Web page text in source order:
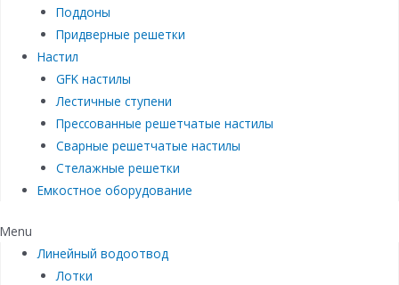
Поддоны
Придверные решетки
Настил
GFK настилы
Лестичные ступени
Прессованные решетчатые настилы
Сварные решетчатые настилы
Стелажные решетки
Емкостное оборудование
Menu
Линейный водоотвод
Лотки